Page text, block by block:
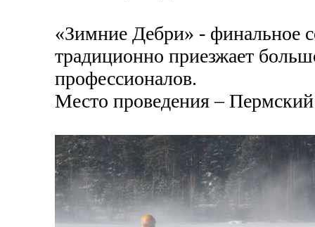
«Зимние Дебри» - финальное
традиционно приезжает
профессионалов.
Место проведения –